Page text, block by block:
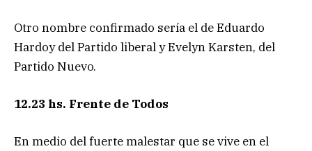
Otro nombre confirmado sería el de Eduardo
Hardoy del Partido liberal y Evelyn Karsten, del
Partido Nuevo.
12.23 hs. Frente de Todos
En medio del fuerte malestar que se vive en el